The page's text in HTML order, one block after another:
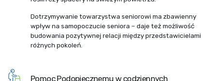
Dotrzymywanie towarzystwa seniorowi ma zbawienny
wpływ na samopoczucie seniora – daje też możliwość
budowania pozytywnej relacji między przedstawicielami
różnych pokoleń.
Pomoc Podopiecznemu w codziennych